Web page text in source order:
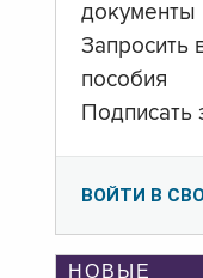
документы
Запросить
пособия
Подписать
ВОЙТИ В
НОВЫЕ